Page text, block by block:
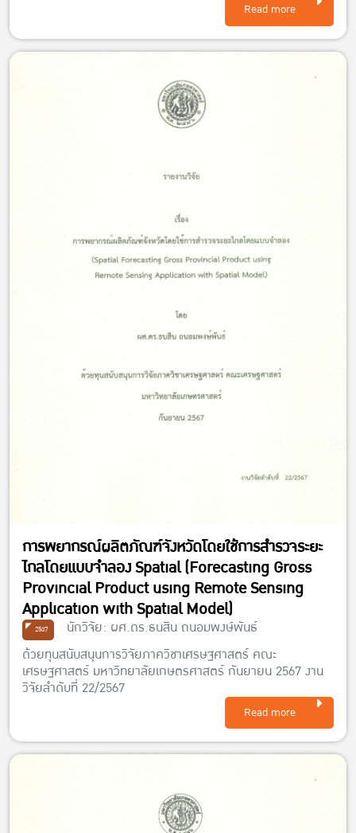
Read more
การพยากรณ์ผลิตภัณฑ์จังหวัดโดยใช้การสำรวจระยะ
ไกลโดยแบบจำลอง Spatial (Forecasting Gross
Provincial Product using Remote Sensing
Application with Spatial Model)
2567
นักวิจัย: ผศ.ดร.ธนสิน ถนอมพงษ์พันธ์
ด้วยทุนสนับสนุนการวิจัยภาควิชาเศรษฐศาสตร์ คณะ
เศรษฐศาสตร์ มหาวิทยาลัยเกษตรศาสตร์ กันยายน 2567 งาน
วิจัยลำดับที่ 22/2567
Read more